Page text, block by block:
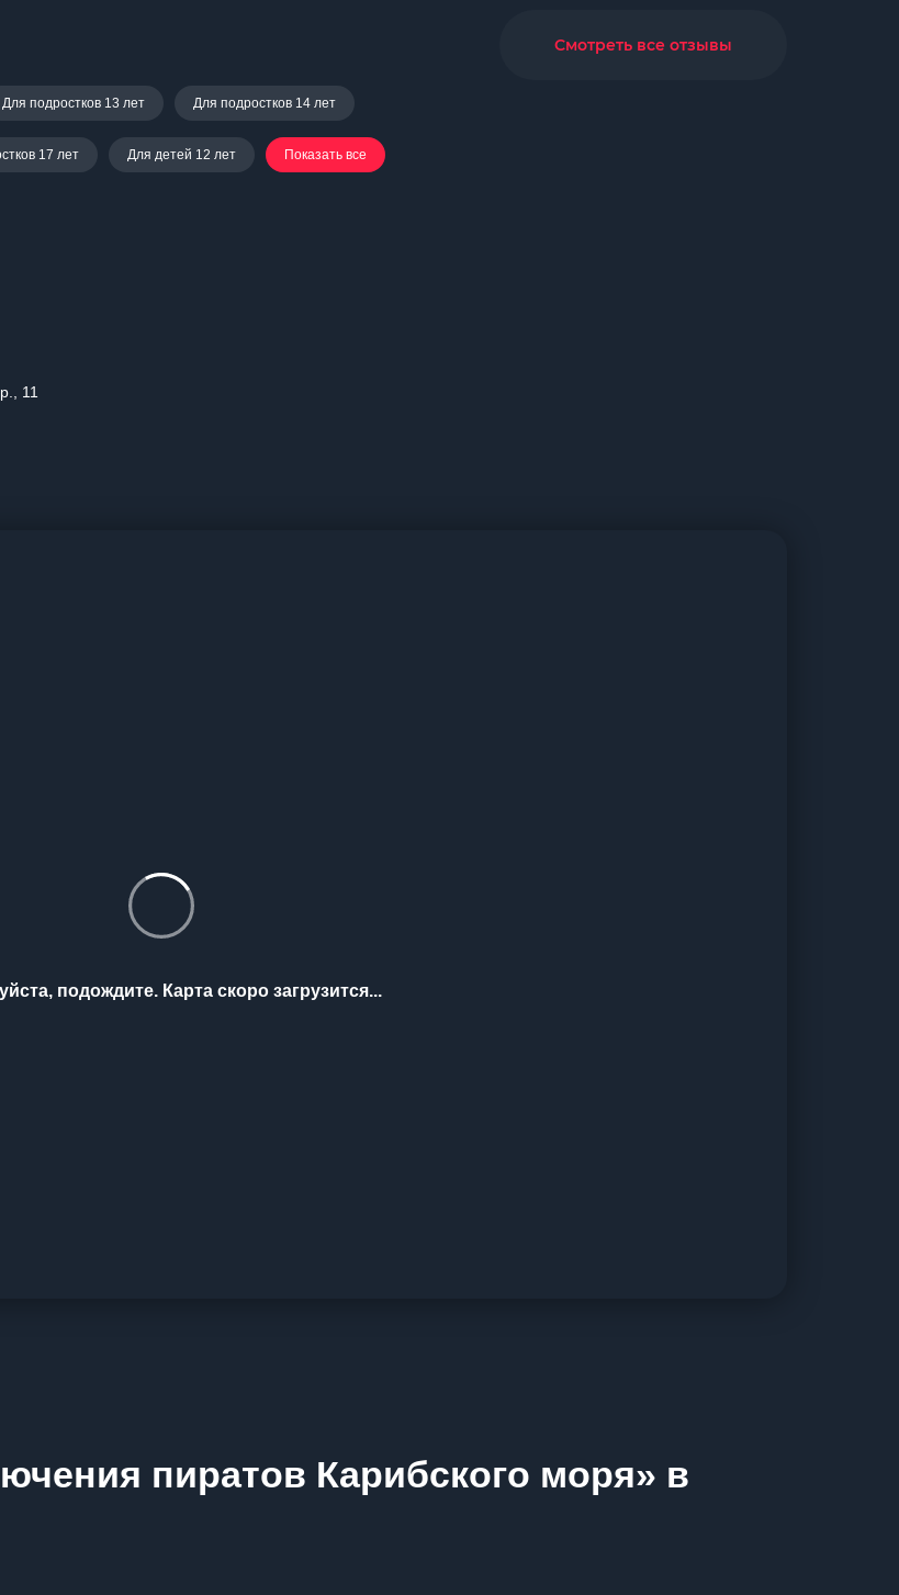
Для подростков 13 лет Для подростков 14 лет
17 лет Для детей 12 лет Показать все
Смотреть все отзывы
11
подождите. Карта скоро загрузится...
пиратов Карибского моря» в